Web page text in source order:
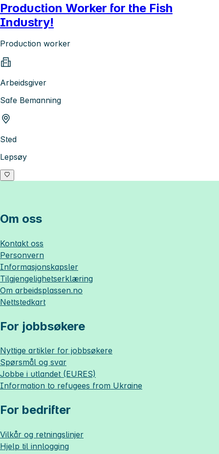
Production Worker for the Fish
Industry!
Production worker
Arbeidsgiver
Safe Bemanning
Sted
Lepsøy
Om oss
Kontakt oss
Personvern
Informasjonskapsler
Tilgjengelighetserklæring
Om arbeidsplassen.no
Nettstedkart
For jobbsøkere
Nyttige artikler for jobbsøkere
Spørsmål og svar
Jobbe i utlandet (EURES)
Information to refugees from Ukraine
For bedrifter
Vilkår og retningslinjer
Hjelp til innlogging